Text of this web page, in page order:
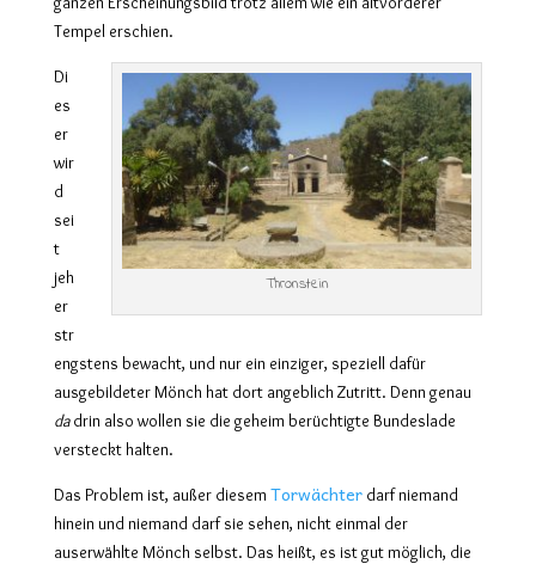
Tempel erschien.
Thronstein
Di
es
er
wir
d
sei
t
jeh
er
str
engstens bewacht, und nur ein einziger, speziell dafür
ausgebildeter Mönch hat dort angeblich Zutritt. Denn genau
dadrin also wollen sie die geheim berüchtigte Bundeslade
versteckt halten.
Das Problem ist, außer diesem Torwächterdarf niemand
hinein und niemand darf sie sehen, nicht einmal der
auserwählte Mönch selbst. Das heißt, es ist gut möglich, die